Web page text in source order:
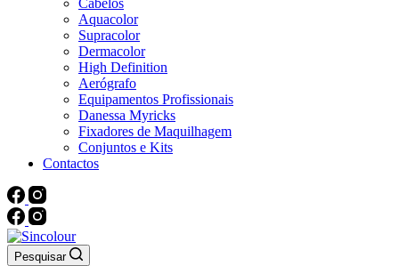
Cabelos
Aquacolor
Supracolor
Dermacolor
High Definition
Aerógrafo
Equipamentos Profissionais
Danessa Myricks
Fixadores de Maquilhagem
Conjuntos e Kits
Contactos
Pesquisar